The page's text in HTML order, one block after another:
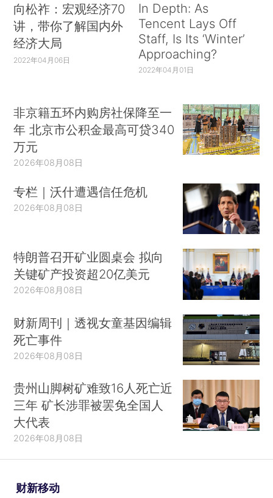
向松祚：宏观经济70
讲，带你了解国内外
经济大局
2022年04月06日
In Depth: As
Tencent Lays Off
Staff, Is Its ‘Winter’
Approaching?
2022年04月01日
非京籍五环内购房社保降至一
年 北京市公积金最高可贷340
万元
2026年08月08日
专栏｜沃什遭遇信任危机
2026年08月08日
特朗普召开矿业圆桌会 拟向
关键矿产投资超20亿美元
2026年08月08日
财新周刊｜透视女童基因编辑
死亡事件
2026年08月08日
贵州山脚树矿难致16人死亡近
三年 矿长涉罪被罢免全国人
大代表
2026年08月08日
财新移动